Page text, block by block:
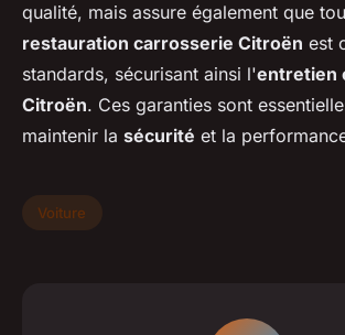
qualité, mais assure également que
restauration carrosserie Citroën est
standards, sécurisant ainsi l'entretien
Citroën. Ces garanties sont
maintenir la sécurité et la
Voiture